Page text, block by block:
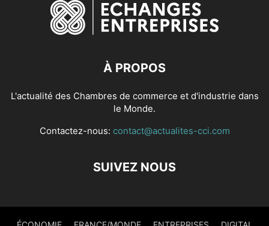
À PROPOS
L'actualité des Chambres de commerce et d'industrie dans
le Monde.
Contactez-nous: contact@actualites-cci.com
SUIVEZ NOUS